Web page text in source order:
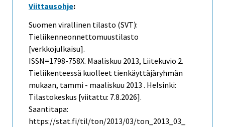
Viittausohje:
Suomen virallinen tilasto (SVT):
Tieliikenneonnettomuustilasto
[verkkojulkaisu].
ISSN=1798-758X. Maaliskuu 2013, Liitekuvio 2.
Tieliikenteessä kuolleet tienkäyttäjäryhmän
mukaan, tammi - maaliskuu 2013 . Helsinki:
Tilastokeskus [viitattu: 7.8.2026].
Saantitapa:
https://stat.fi/til/ton/2013/03/ton_2013_03_